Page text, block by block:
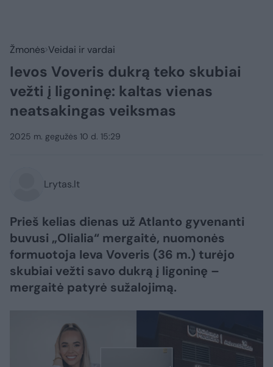
Žmonės Veidai ir vardai
Ievos Voveris dukrą teko skubiai
vežti į ligoninę: kaltas vienas
neatsakingas veiksmas
2025 m. gegužės 10 d. 15:29
Lrytas.lt
Prieš kelias dienas už Atlanto gyvenanti
buvusi „Olialia“ mergaitė, nuomonės
formuotoja Ieva Voveris (36 m.) turėjo
skubiai vežti savo dukrą į ligoninę –
mergaitė patyrė sužalojimą.